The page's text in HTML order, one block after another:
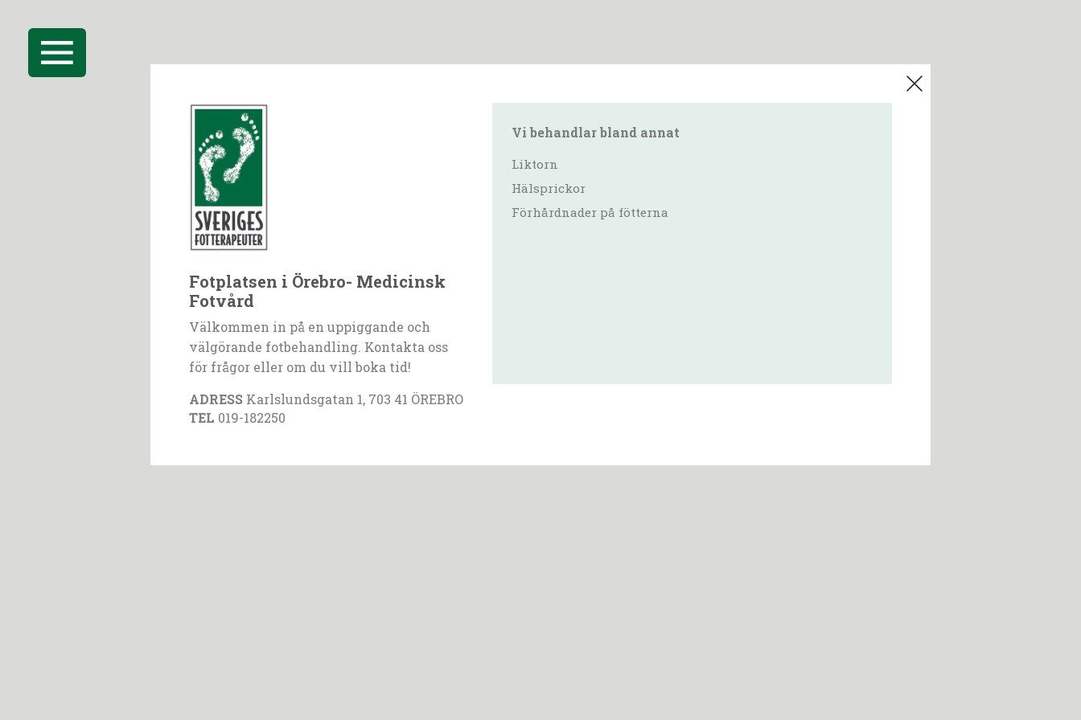
Fotplatsen i Örebro- Medicinsk
Fotvård
Välkommen in på en uppiggande och
välgörande fotbehandling. Kontakta oss
för frågor eller om du vill boka tid!
ADRESS Karlslundsgatan 1, 703 41 ÖREBRO
TEL 019-182250
Vi behandlar bland annat
Liktorn
Hälsprickor
Förhårdnader på fötterna